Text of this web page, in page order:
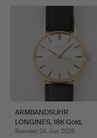
ARMBANDSUHR
LONGINES, 18K Gold,
Handaufzug.
Beendet 24. Jun 2026